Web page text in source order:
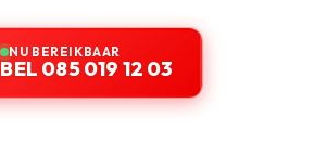
NU BEREIKBAAR
BEL 085 019 12 03